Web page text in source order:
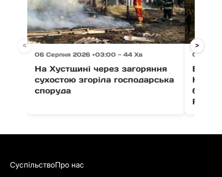
06 Серпня 2026 +03:00 — 44 Хв
На Хустщині через загоряння
сухостою згоріла господарська
споруда
06
В
Fest
< >
СуспільствоПро нас